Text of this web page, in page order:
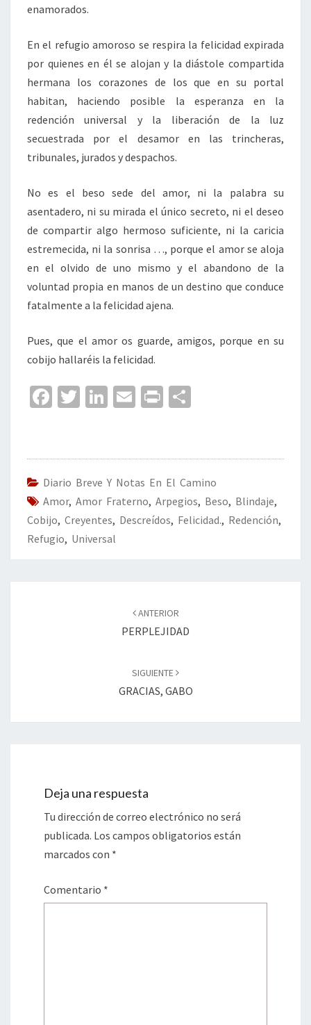
enamorados.
En el refugio amoroso se respira la felicidad expirada
por quienes en él se alojan y la diástole compartida
hermana los corazones de los que en su portal
habitan, haciendo posible la esperanza en la
redención universal y la liberación de la luz
secuestrada por el desamor en las trincheras,
tribunales, jurados y despachos.
No es el beso sede del amor, ni la palabra su
asentadero, ni su mirada el único secreto, ni el deseo
de compartir algo hermoso suficiente, ni la caricia
estremecida, ni la sonrisa …, porque el amor se aloja
en el olvido de uno mismo y el abandono de la
voluntad propia en manos de un destino que conduce
fatalmente a la felicidad ajena.
Pues, que el amor os guarde, amigos, porque en su
cobijo hallaréis la felicidad.
Fa
o
o
k
T
er
Li
dI
n
E
l
Pr
p
ar
tir
Diario Breve Y Notas En El Camino
Amor, Amor Fraterno, Arpegios, Beso, Blindaje,
Cobijo, Creyentes, Descreídos, Felicidad., Redención,
Refugio, Universal
ANTERIOR
PERPLEJIDAD
SIGUIENTE
GRACIAS, GABO
Deja una respuesta
Tu dirección de correo electrónico no será
publicada. Los campos obligatorios están
marcados con *
Comentario *